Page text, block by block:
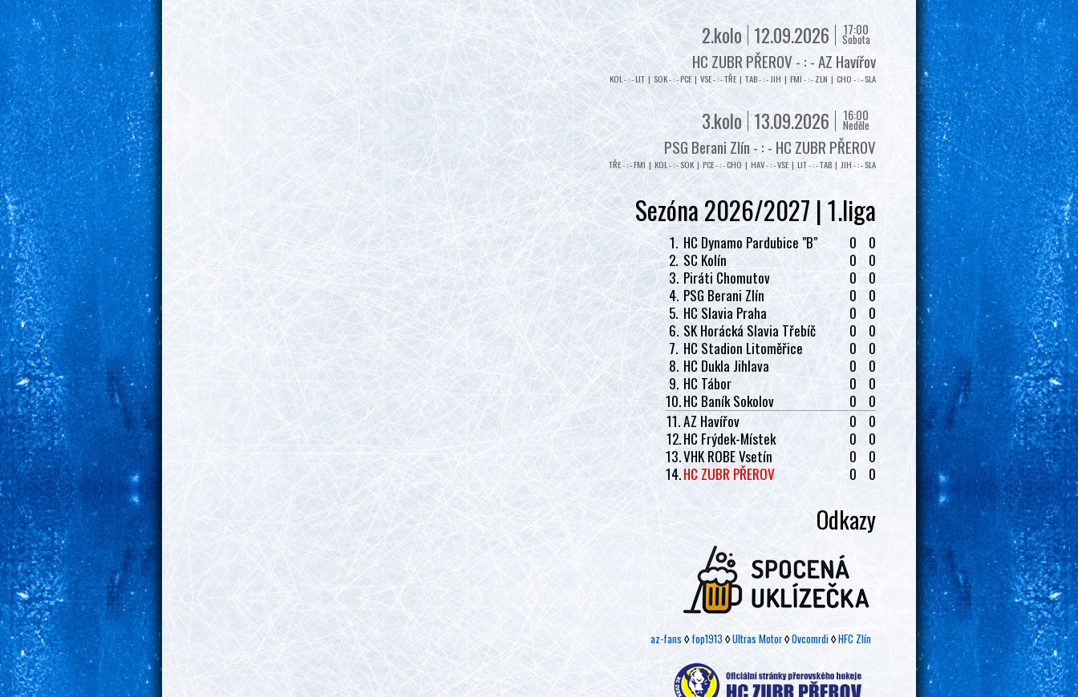
17:00
Sobota
12.09.2026
2.kolo
HC ZUBR PŘEROV - : - AZ Havířov
KOL - : - LIT | SOK - : - PCE | VSE - : - TŘE | TAB - : - JIH | FMI - : - ZLN | CHO - : - SLA
16:00
Neděle
13.09.2026
3.kolo
PSG Berani Zlín - : - HC ZUBR PŘEROV
TŘE - : - FMI | KOL - : - SOK | PCE - : - CHO | HAV - : - VSE | LIT - : - TAB | JIH - : - SLA
Sezóna 2026/2027 | 1.liga
1. HC Dynamo Pardubice "B" 0
0
2. SC Kolín 0
0
3. Piráti Chomutov 0
0
4. PSG Berani Zlín 0
0
5. HC Slavia Praha 0
0
6. SK Horácká Slavia Třebíč 0
0
7. HC Stadion Litoměřice 0
0
8. HC Dukla Jihlava 0
0
9. HC Tábor 0
0
10.HC Baník Sokolov 0
0
11.AZ Havířov 0
0
12.HC Frýdek-Místek 0
0
13.VHK ROBE Vsetín 0
0
14.HC ZUBR PŘEROV 0 0
Odkazy
az-fans ◊fop1913 ◊Ultras Motor◊Ovcomrdi◊HFC Zlín